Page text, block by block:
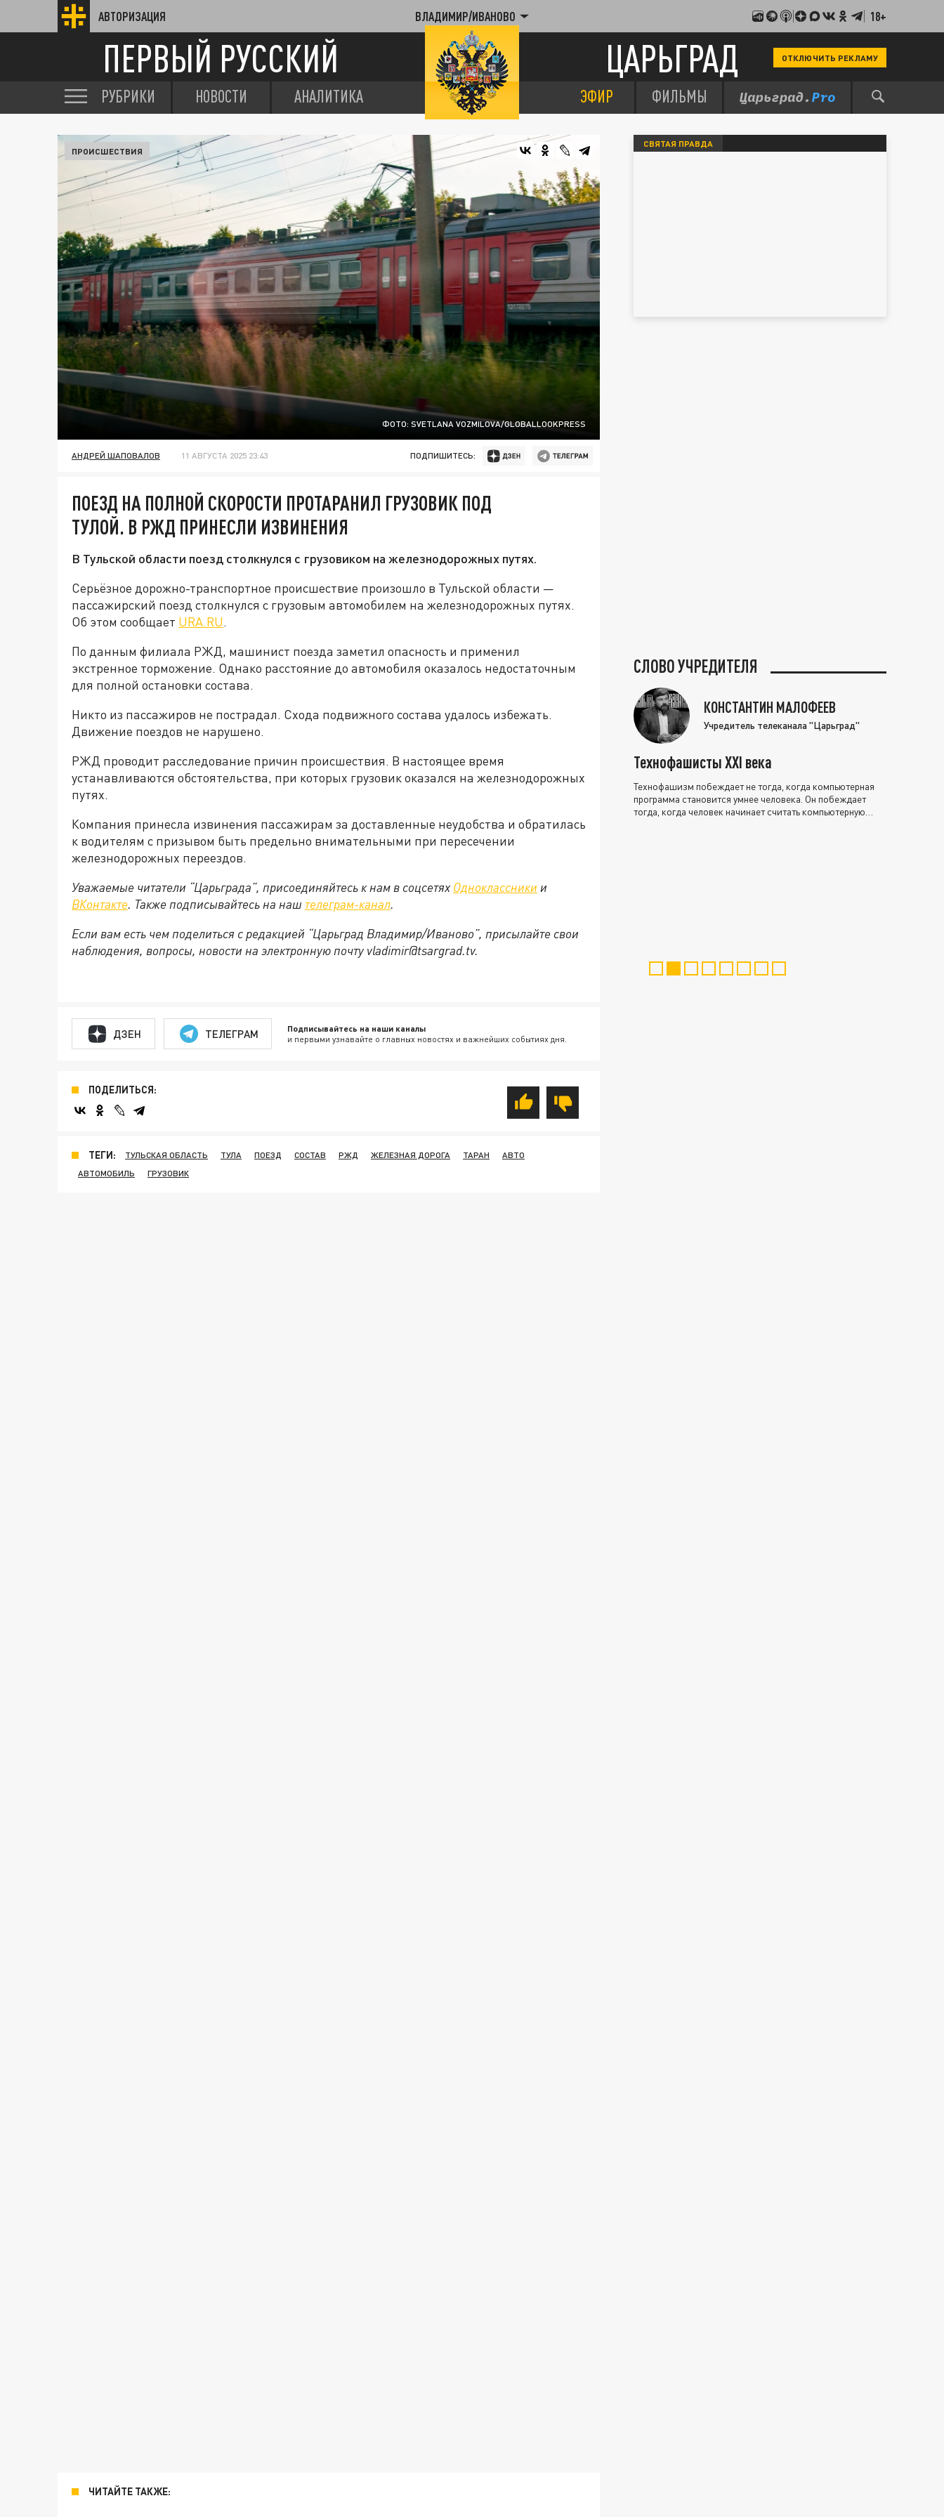
АВТОРИЗАЦИЯ ВЛАДИМИР/ИВАНОВО 18+
ПЕРВЫЙ РУССКИЙ ЦАРЬГРАД ОТКЛЮЧИТЬ РЕКЛАМУ
РУБРИКИ НОВОСТИ АНАЛИТИКА ЭФИР ФИЛЬМЫ
ФОТО: SVETLANA VOZMILOVA/GLOBALLOOKPRESS
ПРОИСШЕСТВИЯ
АНДРЕЙ ШАПОВАЛОВ 11 АВГУСТА 2025 23:43 ПОДПИШИТЕСЬ:
ПОЕЗД НА ПОЛНОЙ СКОРОСТИ ПРОТАРАНИЛ ГРУЗОВИК ПОД
ТУЛОЙ. В РЖД ПРИНЕСЛИ ИЗВИНЕНИЯ
В Тульской области поезд столкнулся с грузовиком на железнодорожных путях.
Серьёзное дорожно-транспортное происшествие произошло в Тульской области —
пассажирский поезд столкнулся с грузовым автомобилем на железнодорожных путях.
Об этом сообщает URA.RU.
По данным филиала РЖД, машинист поезда заметил опасность и применил
экстренное торможение. Однако расстояние до автомобиля оказалось недостаточным
для полной остановки состава.
Никто из пассажиров не пострадал. Схода подвижного состава удалось избежать.
Движение поездов не нарушено.
РЖД проводит расследование причин происшествия. В настоящее время
устанавливаются обстоятельства, при которых грузовик оказался на железнодорожных
путях.
Компания принесла извинения пассажирам за доставленные неудобства и обратилась
к водителям с призывом быть предельно внимательными при пересечении
железнодорожных переездов.
Уважаемые читатели “Царьграда”, присоединяйтесь к нам в соцсетях Одноклассники и
ВКонтакте. Также подписывайтесь на наш телеграм-канал.
Если вам есть чем поделиться с редакцией “Царьград Владимир/Иваново”, присылайте свои
наблюдения, вопросы, новости на электронную почту vladimir@tsargrad.tv.
ДЗЕН ТЕЛЕГРАМ Подписывайтесь на наши каналы
и первыми узнавайте о главных новостях и важнейших событиях дня.
ПОДЕЛИТЬСЯ:
ТЕГИ: ТУЛЬСКАЯ ОБЛАСТЬ ТУЛА ПОЕЗД СОСТАВ РЖД ЖЕЛЕЗНАЯ ДОРОГА ТАРАН
АВТО
АВТОМОБИЛЬ
ГРУЗОВИК
ЧИТАЙТЕ ТАКЖЕ:
СВЯТАЯ ПРАВДА
СЛОВО УЧРЕДИТЕЛЯ
КОНСТАНТИН МАЛОФЕЕВ
Учредитель телеканала "Царьград"
Технофашисты XXI века
Технофашизм побеждает не тогда, когда компьютерная
программа становится умнее человека. Он побеждает
тогда, когда человек начинает считать компьютерную